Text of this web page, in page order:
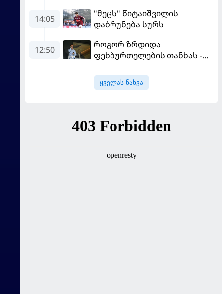
საფრანგეთს შეხვდება
14:05
"მეცს" წიტაიშვილის
დაბრუნება სურს
12:50
როგორ ზრდიდა
ფეხბურთელების თანხას -
სქემა გაამხილა
ყველას ნახვა